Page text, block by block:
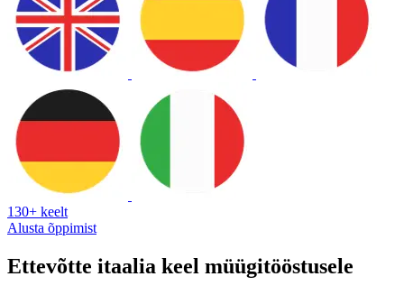
130+ keelt
Alusta õppimist
Ettevõtte itaalia keel müügitööstusele